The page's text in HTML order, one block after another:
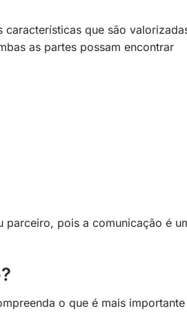
características que são
as partes possam encontrar
parceiro, pois a comunicação é
o que é mais